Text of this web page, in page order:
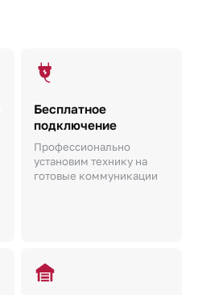
Бесплатное
подключение
Профессионально
установим технику на
готовые коммуникации